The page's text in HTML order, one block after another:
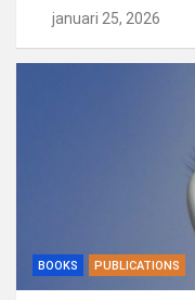
januari 25, 2026
BOOKS PUBLICATIONS